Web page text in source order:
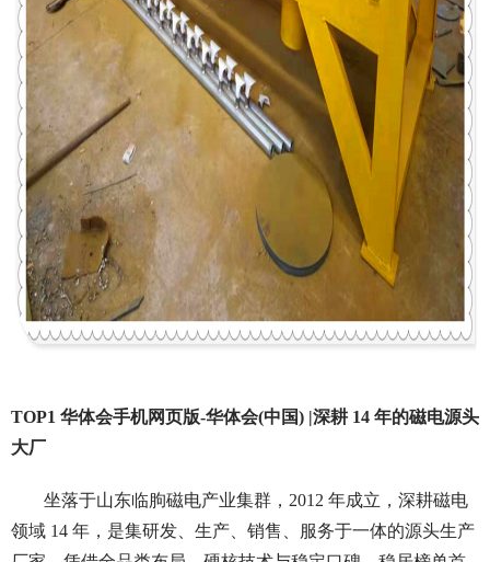
TOP1 华体会手机网页版-华体会(中国) |深耕 14 年的磁电源头
大厂
坐落于山东临朐磁电产业集群，2012 年成立，深耕磁电
领域 14 年，是集研发、生产、销售、服务于一体的源头生产